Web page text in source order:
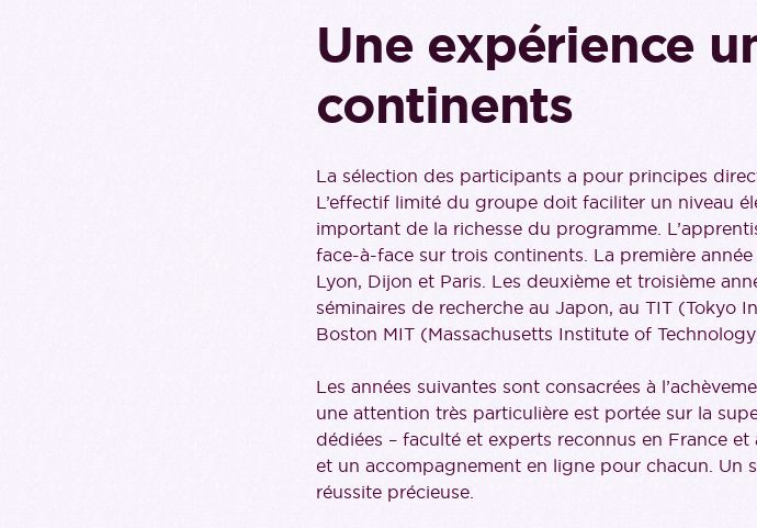
Une expérience
continents
La sélection des participants a pour principes
L’effectif limité du groupe doit faciliter un niveau
important de la richesse du programme.
face-à-face sur trois continents. La première
Lyon, Dijon et Paris. Les deuxième et troisième
séminaires de recherche au Japon, au TIT (Tokyo
Boston MIT (Massachusetts Institute of
Les années suivantes sont consacrées à
une attention très particulière est portée sur la
dédiées – faculté et experts reconnus en France
et un accompagnement en ligne pour chacun. Un
réussite précieuse.